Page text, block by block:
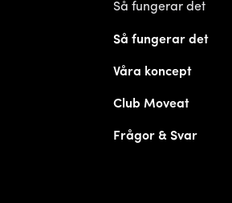
Så fungerar det
Så fungerar det
Våra koncept
Club Moveat
Frågor & Svar